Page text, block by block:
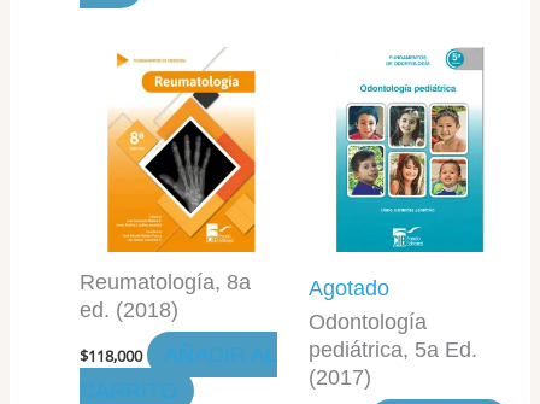
Reumatología, 8a
ed. (2018)
$118,000
AÑADIR AL
CARRITO
Agotado
Odontología
pediátrica, 5a Ed.
(2017)